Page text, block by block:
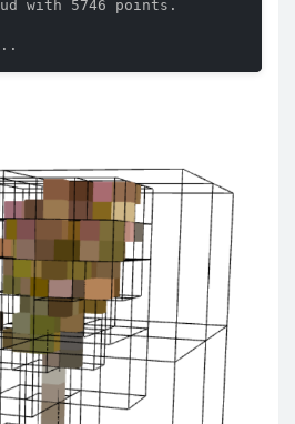
with 5746 points.